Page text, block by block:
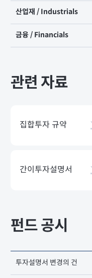
산업재 / Industrials
금융 / Financials
관련 자료
집합투자 규약
간이투자설명서
펀드 공시
투자설명서 변경의 건